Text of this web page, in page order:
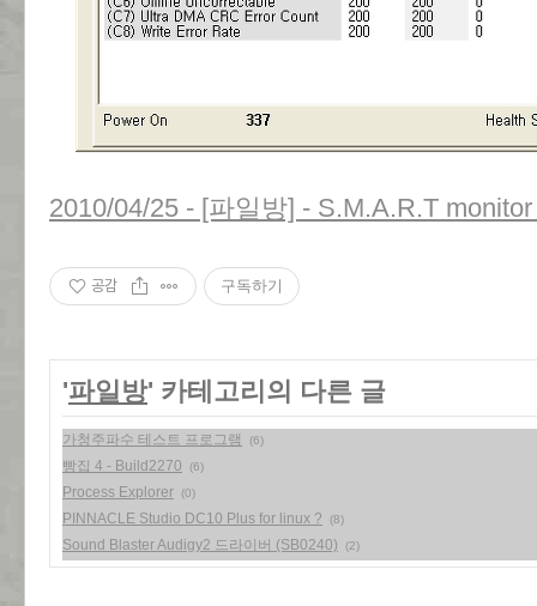
2010/04/25 - [파일방] - S.M.A.R.T
공감 구독하기
'파일방' 카테고리의 다른 글
가청주파수 테스트 프로그램 (6)
빵집 4 - Build2270 (6)
Process Explorer (0)
PINNACLE Studio DC10 Plus for linux ? (8)
Sound Blaster Audigy2 드라이버 (SB0240) (2)